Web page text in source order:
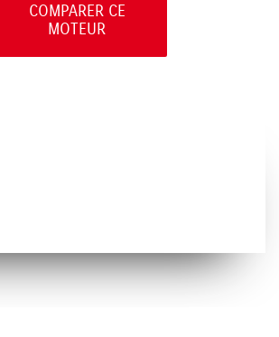
COMPARER CE
MOTEUR